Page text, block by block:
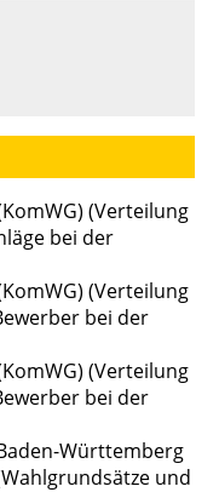
(Verteilung
bei der
(Verteilung
bei der
(Verteilung
bei der
Württemberg
und